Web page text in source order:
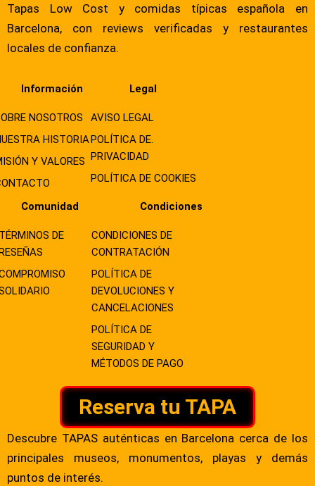
Tapas Low Cost y comidas típicas española en
Barcelona, con reviews verificadas y restaurantes
locales de confianza.
Información Legal
NOSOTROS
HISTORIA
Y VALORES
AVISO LEGAL
POLÍTICA DE.
PRIVACIDAD
POLÍTICA DE COOKIES
Comunidad Condiciones
DE
CONDICIONES DE
CONTRATACIÓN
POLÍTICA DE
DEVOLUCIONES Y
CANCELACIONES
POLÍTICA DE
SEGURIDAD Y
MÉTODOS DE PAGO
Reserva tu TAPA
Descubre TAPAS auténticas en Barcelona cerca de los
principales museos, monumentos, playas y demás
puntos de interés.